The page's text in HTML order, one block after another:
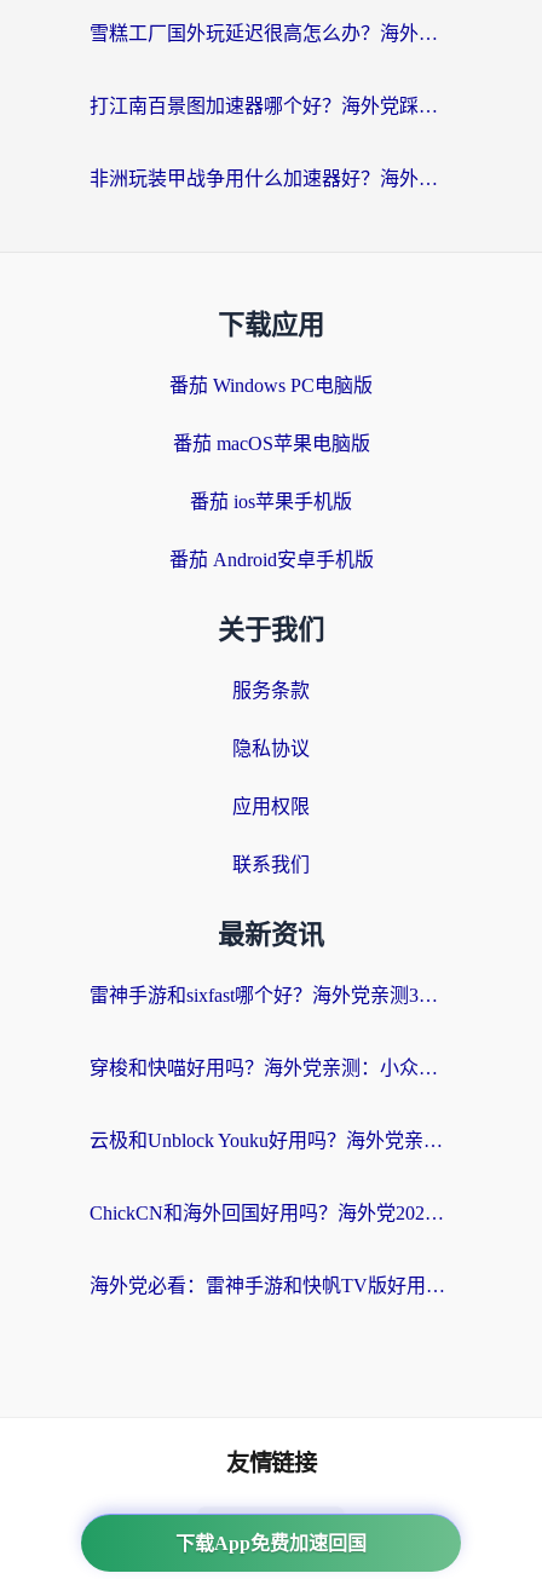
雪糕工厂国外玩延迟很高怎么办？海外玩家国服游戏加速终极攻略（附实测推荐）
打江南百景图加速器哪个好？海外党踩坑N次后，终于找到不卡的秘诀
非洲玩装甲战争用什么加速器好？海外党亲测有效的国服游戏加速方案
下载应用
番茄 Windows PC电脑版
番茄 macOS苹果电脑版
番茄 ios苹果手机版
番茄 Android安卓手机版
关于我们
服务条款
隐私协议
应用权限
联系我们
最新资讯
雷神手游和sixfast哪个好？海外党亲测3款回国加速器，教你选对不踩坑
穿梭和快喵好用吗？海外党亲测：小众加速器对比+番茄加速器深度体验
云极和Unblock Youku好用吗？海外党亲测+2026回国加速器避坑指南
ChickCN和海外回国好用吗？海外党2026亲测：从手游到影音，选对加速器的3个关键
海外党必看：雷神手游和快帆TV版好用吗？3步选对回国加速器不踩坑
下载App免费加速回国
友情链接
番茄加速器